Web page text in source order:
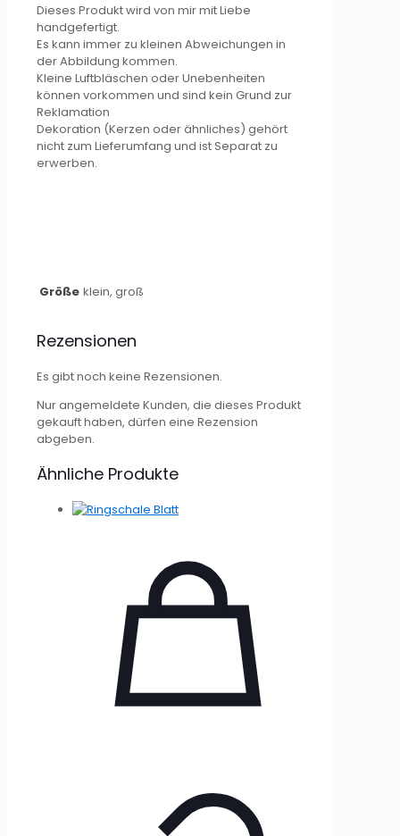
Dieses Produkt wird von mir mit Liebe
handgefertigt.
Es kann immer zu kleinen Abweichungen in
der Abbildung kommen.
Kleine Luftbläschen oder Unebenheiten
können vorkommen und sind kein Grund zur
Reklamation
Dekoration (Kerzen oder ähnliches) gehört
nicht zum Lieferumfang und ist Separat zu
erwerben.
Größe klein, groß
Rezensionen
Es gibt noch keine Rezensionen.
Nur angemeldete Kunden, die dieses Produkt
gekauft haben, dürfen eine Rezension
abgeben.
Ähnliche Produkte